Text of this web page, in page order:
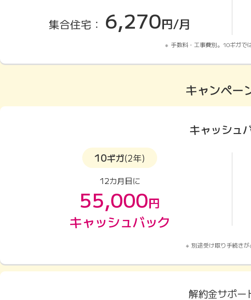
集合住宅： 6,270円/月
手数料・工事費別。10ギガで
キャンペー
キャッシュ
10ギガ(2年)
12カ月目に
55,000円
キャッシュバック
別途受け取り手続きが
解約金サポー